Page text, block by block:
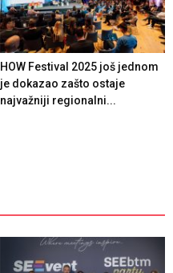
HOW Festival 2025 još jednom
je dokazao zašto ostaje
najvažniji regionalni...